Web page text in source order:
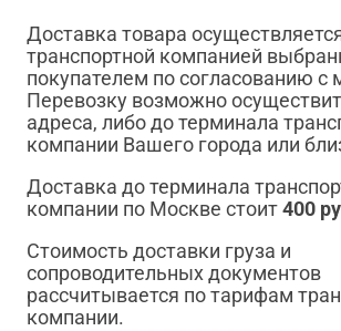
Доставка товара
транспортной компанией
покупателем по согласованию
Перевозку возможно
адреса, либо до терминала
компании Вашего города или
Доставка до терминала
компании по Москве стоит400
Стоимость доставки груза и
сопроводительных документов
рассчитывается по тарифам
компании.